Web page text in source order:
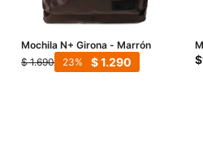
Mochila N+ Girona - Marrón
$ 1.690 $1.290
23 $